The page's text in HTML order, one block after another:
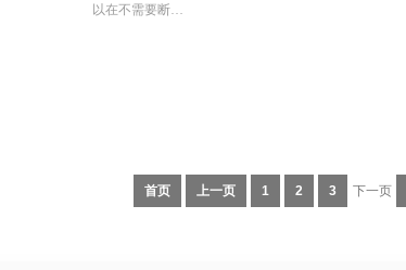
以在不需要断…
首页 上一页 1 2 3 下一页